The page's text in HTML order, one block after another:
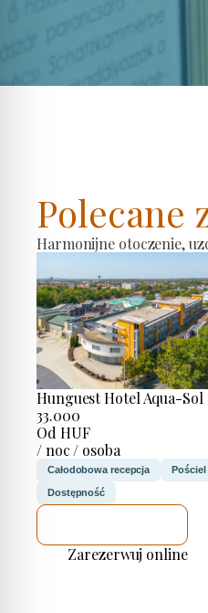
Polecane
Harmonijne otoczenie,
Hunguest Hotel Aqua-Sol
33.000
Od HUF
/ noc / osoba
Całodobowa recepcja Pościel
Dostępność
Zarezerwuj online